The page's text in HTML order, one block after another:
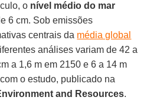
o nível médio do mar
6 cm. Sob emissões
centrais da média global
análises variam de 42 a
a 1,6 m em 2150 e 6 a 14 m
o estudo, publicado na
and Resources.